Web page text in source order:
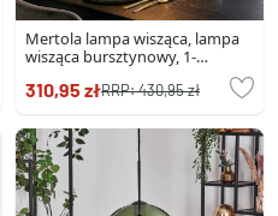
Mertola lampa wisząca, lampa
wisząca bursztynowy, 1-
310,95 złRRP:430,95 zł